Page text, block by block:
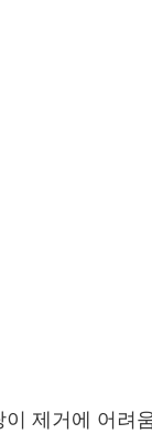
제거에 어려